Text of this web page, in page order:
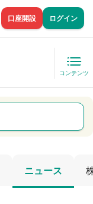
口座開設 ログイン
コンテンツ
ニュース